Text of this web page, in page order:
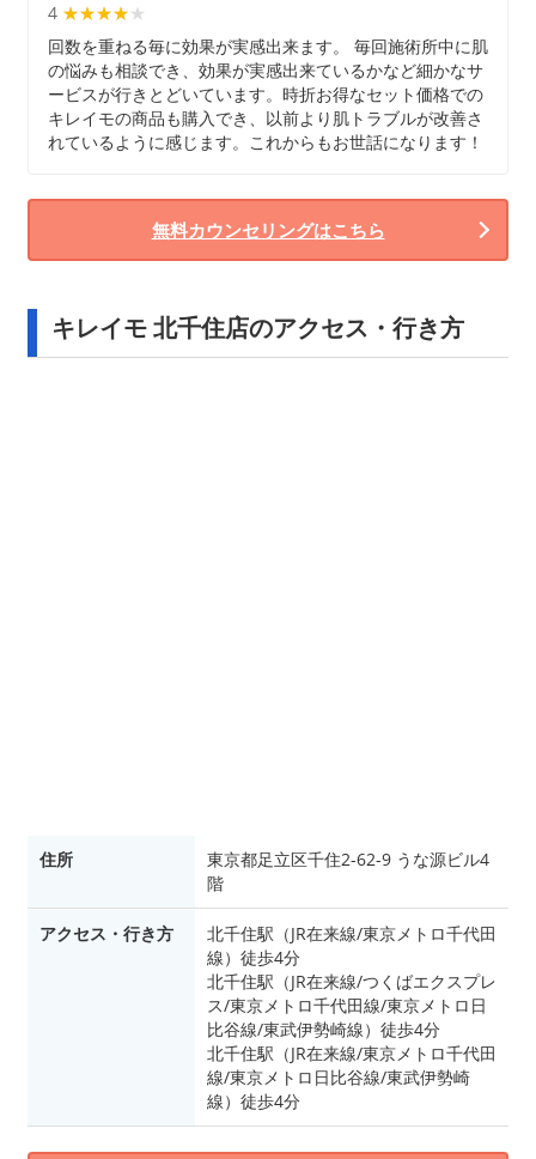
4 ★★★★★
★★★★
回数を重ねる毎に効果が実感出来ます。 毎回施術所中に肌
の悩みも相談でき、効果が実感出来ているかなど細かなサ
ービスが行きとどいています。時折お得なセット価格での
キレイモの商品も購入でき、以前より肌トラブルが改善さ
れているように感じます。これからもお世話になります！
無料カウンセリングはこちら
キレイモ 北千住店のアクセス・行き方
住所
東京都足立区千住2-62-9 うな源ビル4
階
アクセス・行き方
北千住駅（JR在来線/東京メトロ千代田
線）徒歩4分
北千住駅（JR在来線/つくばエクスプレ
ス/東京メトロ千代田線/東京メトロ日
比谷線/東武伊勢崎線）徒歩4分
北千住駅（JR在来線/東京メトロ千代田
線/東京メトロ日比谷線/東武伊勢崎
線）徒歩4分